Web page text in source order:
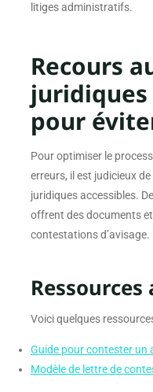
litiges administratifs.
Recours
pour
Pour optimiser le
erreurs, il est judicieux
juridiques accessibles.
offrent des documents
contestations d’avisage.
Voici quelques
Guide pour contester un
Modèle de lettre de